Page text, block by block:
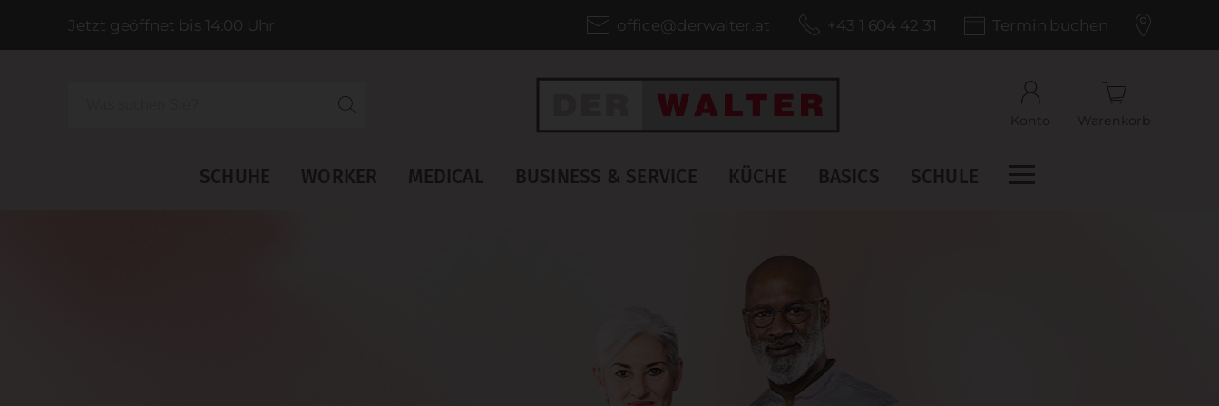
Jetzt geöffnet bis 14:00 Uhr office@derwalter.at +43 1 604 42 31 Termin buchen
Konto
Warenkorb
SCHUHE WORKER MEDICAL BUSINESS & SERVICE KÜCHE BASICS SCHULE